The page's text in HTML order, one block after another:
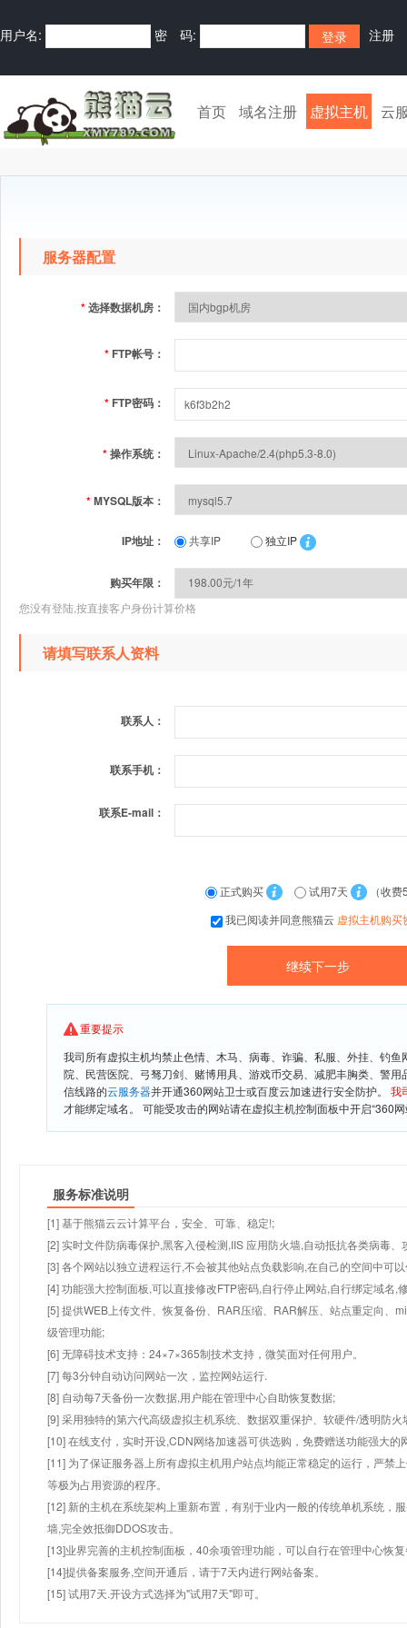
用户名: 密 码: 注册
首页 域名注册 虚拟主机 云
服务器配置
*选择数据机房：
* FTP帐号：
* FTP密码：
*操作系统：
*MYSQL版本：
IP地址： 共享IP 独立IP
购买年限：
您没有登陆,按直接客户身份计算价格
请填写联系人资料
联系人：
联系手机：
联系E-mail：
正式购买 试用7天
（收费
我已阅读并同意熊猫云 虚拟主机购买
重要提示
我司所有虚拟主机均禁止色情、木马、病毒、诈骗、私服、外挂、钓
院、民营医院、弓驽刀剑、赌博用具、游戏币交易、减肥丰胸类、警
信线路的云服务器并开通360网站卫士或百度云加速进行安全防护。 我
才能绑定域名。 可能受攻击的网站请在虚拟主机控制面板中开启“360
服务标准说明
[1] 基于熊猫云云计算平台，安全、可靠、稳定!;
[2] 实时文件防病毒保护,黑客入侵检测,IIS 应用防火墙,自动抵抗各类病毒、
[3] 各个网站以独立进程运行,不会被其他站点负载影响,在自己的空间中可
[4] 功能强大控制面板,可以直接修改FTP密码,自行停止网站,自行绑定域名,
[5] 提供WEB上传文件、恢复备份、RAR压缩、RAR解压、站点重定向、
级管理功能;
[6] 无障碍技术支持：24×7×365制技术支持，微笑面对任何用户。
[7] 每3分钟自动访问网站一次，监控网站运行.
[8] 自动每7天备份一次数据,用户能在管理中心自助恢复数据;
[9] 采用独特的第六代高级虚拟主机系统、数据双重保护、软硬件/透明防火
[10] 在线支付，实时开设,CDN网络加速器可供选购，免费赠送功能强大
[11] 为了保证服务器上所有虚拟主机用户站点均能正常稳定的运行，严禁
等极为占用资源的程序。
[12] 新的主机在系统架构上重新布置，有别于业内一般的传统单机系统，
墙,完全效抵御DDOS攻击。
[13]业界完善的主机控制面板，40余项管理功能，可以自行在管理中心恢
[14]提供备案服务,空间开通后，请于7天内进行网站备案。
[15] 试用7天.开设方式选择为"试用7天"即可。